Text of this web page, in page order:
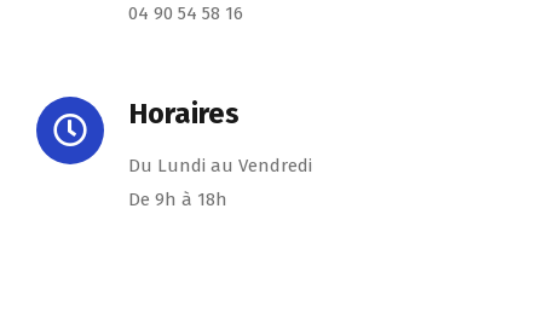
04 90 54 58 16
Horaires
Du Lundi au Vendredi
De 9h à 18h